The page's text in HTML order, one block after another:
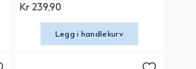
Kr 239,90
Legg i handlekurv